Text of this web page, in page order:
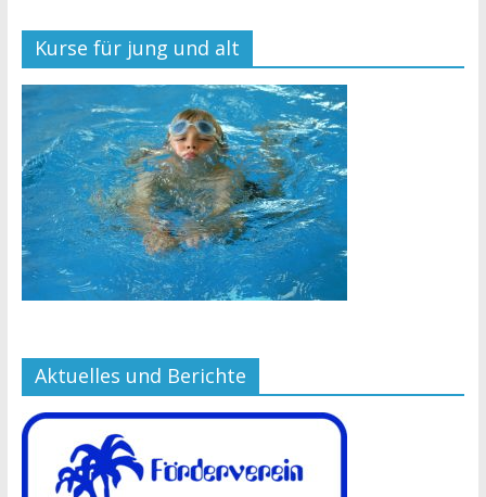
Kurse für jung und alt
Aktuelles und Berichte